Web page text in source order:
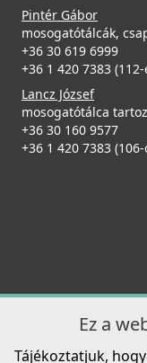
Pintér Gábor
mosogatótálcák,
+36 30 619 6999
+36 1 420 7383
Lancz József
mosogatótálca
+36 30 160 9577
+36 1 420 7383
Ez a
Tájékoztatjuk,